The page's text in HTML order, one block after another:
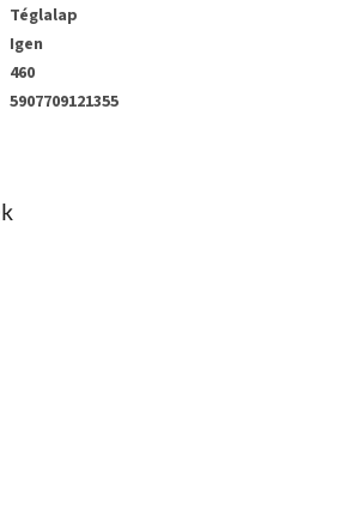
Téglalap
Igen
460
5907709121355